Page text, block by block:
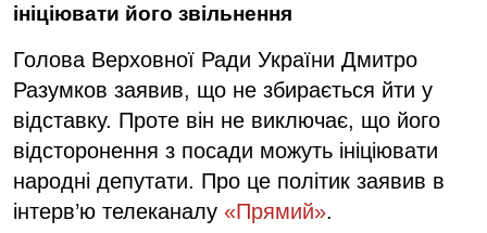
ініціювати його звільнення
Голова Верховної Ради України Дмитро
Разумков заявив, що не збирається йти у
відставку. Проте він не виключає, що його
відсторонення з посади можуть ініціювати
народні депутати. Про це політик заявив в
інтерв’ю телеканалу «Прямий».